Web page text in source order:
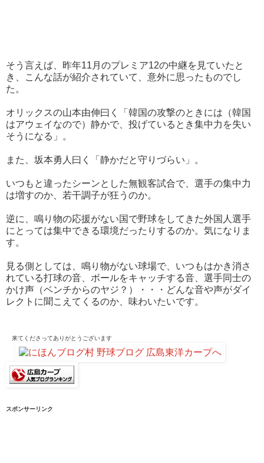
そう言えば、昨年11月のプレミア12の中継を見ていたと
き、こんな話が紹介されていて、意外に思ったものでし
た。
オリックスの山本由伸曰く「韓国の攻撃のときには（韓国
はアウェイなので）静かで、投げているとき集中力を失い
そうになる」。
また、坂本勇人曰く「静かだと守りづらい」。
いつもと違ったシーンとした無観客試合で、選手の集中力
は増すのか、若干調子が狂うのか。
逆に、鳴り物の応援がない国で野球をしてきた外国人選手
にとっては集中できる環境だったりするのか。気になりま
す。
見る側としては、鳴り物がない球場で、いつもはかき消さ
れている打球の音、ボールをキャッチする音、選手同士の
かけ声（ベンチからのヤジ？）・・・どんな音や声がダイ
レクトに聞こえてくるのか、味わいたいです。
来てくださってありがとうございます
スポンサーリンク